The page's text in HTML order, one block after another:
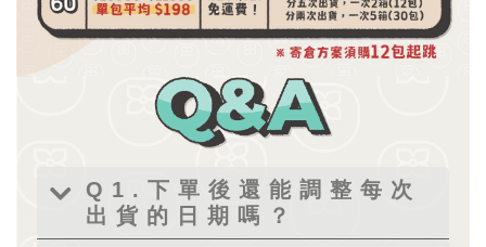
Q1.下單後還能調整每次
出貨的日期嗎？